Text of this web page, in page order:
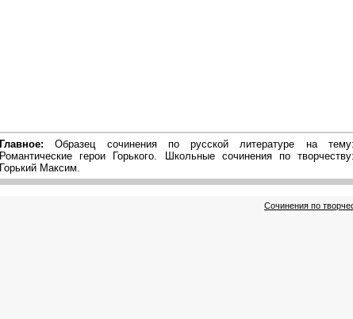
Главное: Образец сочинения по русской литературе на
Романтические герои Горького. Школьные сочинения по
Горький Максим.
Сочинения по